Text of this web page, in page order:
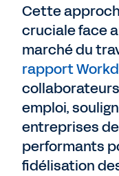
Cette
cruciale face
marché du
rapport
emploi,
entreprises
performants
fidélisation